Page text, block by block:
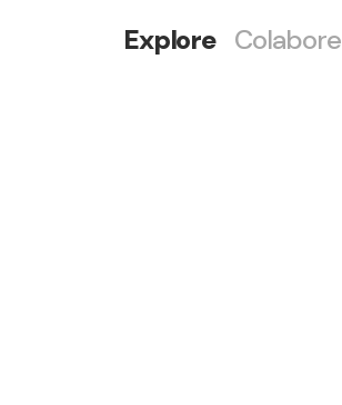
Explore Colabore